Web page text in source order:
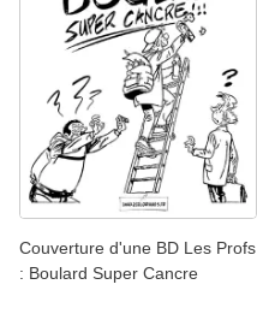
Couverture d'une BD Les Profs
: Boulard Super Cancre